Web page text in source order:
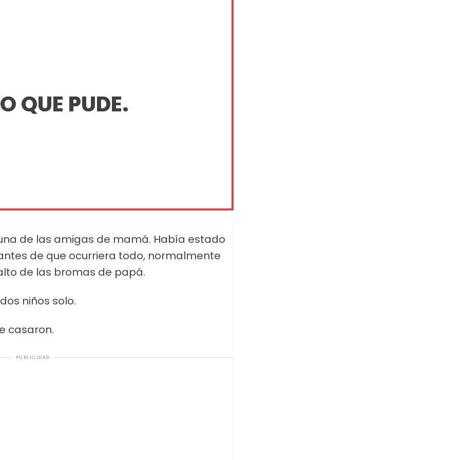
QUE PUDE.
de las amigas de mamá. Había estado
de que ocurriera todo, normalmente
de las bromas de papá.
niños solo.
casaron.
PUBLICIDAD